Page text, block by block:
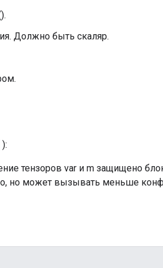
Должно быть скаляр.
):
тензоров var и m защищено
но может вызывать меньше